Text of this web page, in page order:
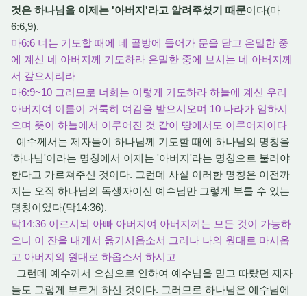
것은 하나님을 이제는 '아버지'라고 알려주셨기 때문이다(마
6:6,9).
마6:6 너는 기도할 때에 네 골방에 들어가 문을 닫고 은밀한 중
에 계신 네 아버지께 기도하라 은밀한 중에 보시는 네 아버지께
서 갚으시리라
마6:9~10 그러므로 너희는 이렇게 기도하라 하늘에 계신 우리
아버지여 이름이 거룩히 여김을 받으시오며 10 나라가 임하시
오며 뜻이 하늘에서 이루어진 것 같이 땅에서도 이루어지이다
예수께서는 제자들이 하나님께 기도할 때에 하나님의 명칭을
'하나님'이라는 명칭에서 이제는 '아버지'라는 명칭으로 불러야
한다고 가르쳐주신 것이다. 그런데 사실 이러한 명칭은 이전까
지는 오직 하나님의 독생자이신 예수님만 그렇게 부를 수 있는
명칭이었다(막14:36).
막14:36 이르시되 아빠 아버지여 아버지께는 모든 것이 가능하
오니 이 잔을 내게서 옮기시옵소서 그러나 나의 원대로 마시옵
고 아버지의 원대로 하옵소서 하시고
그런데 예수께서 오심으로 인하여 예수님을 믿고 따랐던 제자
들도 그렇게 부르게 하신 것이다. 그러므로 하나님은 예수님에